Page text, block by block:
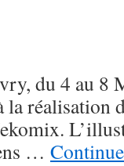
du 4 au 8
la réalisation
…